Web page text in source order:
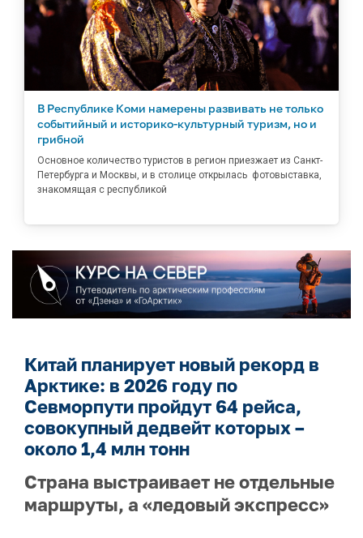
В Республике Коми намерены развивать не только
событийный и историко-культурный туризм, но и
грибной
Основное количество туристов в регион приезжает из Санкт-
Петербурга и Москвы, и в столице открылась фотовыставка,
знакомящая с республикой
Китай планирует новый рекорд в
Арктике: в 2026 году по
Севморпути пройдут 64 рейса,
совокупный дедвейт которых –
около 1,4 млн тонн
Страна выстраивает не отдельные
маршруты, а «ледовый экспресс»